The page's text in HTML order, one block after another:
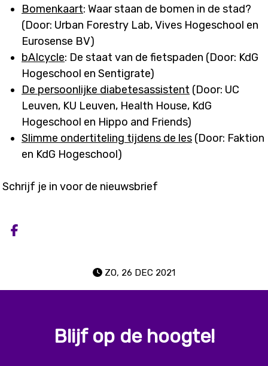
Bomenkaart: Waar staan de bomen in de stad?
(Door: Urban Forestry Lab, Vives Hogeschool en
Eurosense BV)
bAIcycle: De staat van de fietspaden (Door: KdG
Hogeschool en Sentigrate)
De persoonlijke diabetesassistent (Door: UC
Leuven, KU Leuven, Health House, KdG
Hogeschool en Hippo and Friends)
Slimme ondertiteling tijdens de les (Door: Faktion
en KdG Hogeschool)
Schrijf je in voor de nieuwsbrief
Deel op facebook
ZO, 26 DEC 2021
Blijf op de hoogte!